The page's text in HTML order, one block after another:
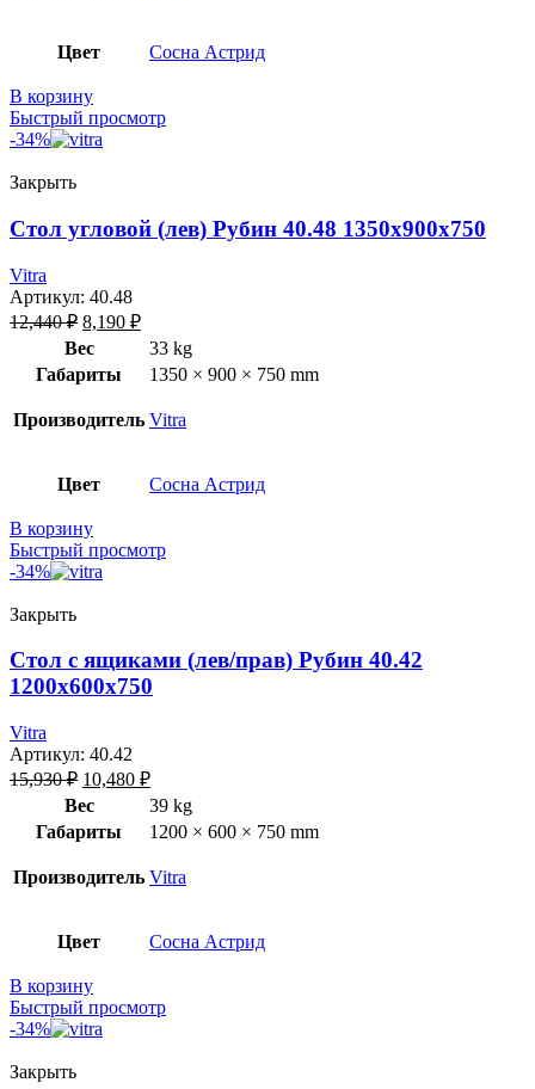
Цвет Сосна Астрид
В корзину
Быстрый просмотр
-34%
Закрыть
Стол угловой (лев) Рубин 40.48 1350х900х750
Vitra
Артикул: 40.48
12,440₽ 8,190 ₽
Вес
33 kg
Габариты
1350 × 900 × 750 mm
Производитель Vitra
Цвет Сосна Астрид
В корзину
Быстрый просмотр
-34%
Закрыть
Стол с ящиками (лев/прав) Рубин 40.42
1200х600х750
Vitra
Артикул: 40.42
15,930₽ 10,480 ₽
Вес
39 kg
Габариты
1200 × 600 × 750 mm
Производитель Vitra
Цвет Сосна Астрид
В корзину
Быстрый просмотр
-34%
Закрыть